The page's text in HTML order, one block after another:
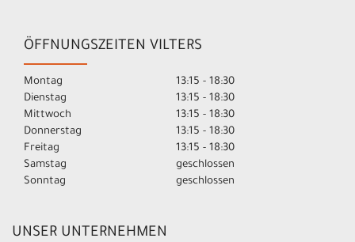
ÖFFNUNGSZEITEN VILTERS
Montag
13:15 - 18:30
Dienstag
13:15 - 18:30
Mittwoch
13:15 - 18:30
Donnerstag
13:15 - 18:30
Freitag
13:15 - 18:30
Samstag
geschlossen
Sonntag
geschlossen
UNSER UNTERNEHMEN